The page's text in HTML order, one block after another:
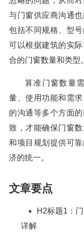
与门窗供应商沟通
包括不同规格、型
可以根据建筑的实
合的门窗数量和类型。
算准门窗数量
量、使用功能和需
的沟通等多个方面
致，才能确保门窗
和项目规划提供可
济的统一。
文章要点
H2标题1：
详解